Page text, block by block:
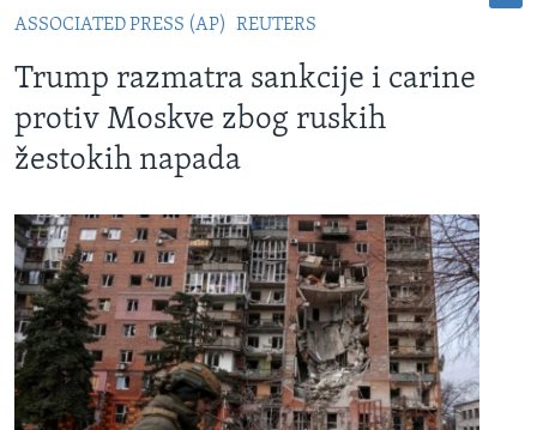
ASSOCIATED PRESS (AP)
REUTERS
Trump razmatra sankcije i carine
protiv Moskve zbog ruskih
žestokih napada